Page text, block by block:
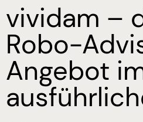
vividam –
Robo-
Angebot